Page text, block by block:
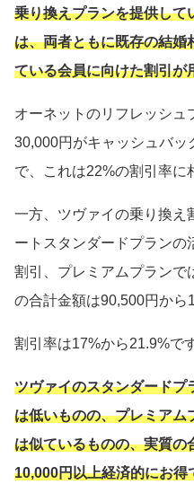
乗り換えプランを提供して
は、両者ともに既存の結婚
ている会員に向けた割引が
オーネットのリフレッシュ
30,000円がキャッシュバッ
で、これは22%の割引率に
一方、ツヴァイの乗り換え
ートスタンダードプランの
割引、プレミアムプランで
の合計金額は90,500円から
割引率は17%から21.9%です
ツヴァイのスタンダードプ
は低いものの、プレミアム
は似ているものの、実質の
10,000円以上経済的にお得